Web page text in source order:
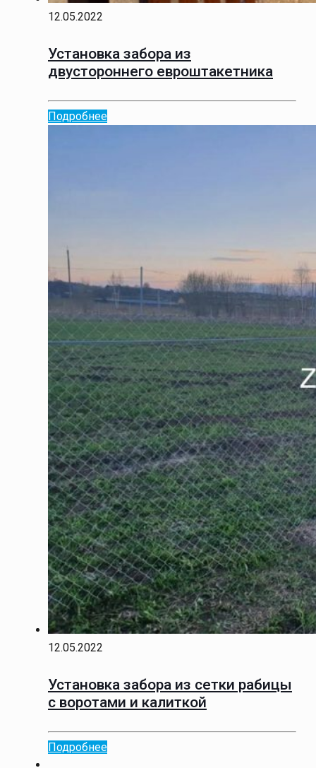
12.05.2022
Установка забора из
двустороннего евроштакетника
Подробнее
12.05.2022
Установка забора из сетки рабицы
с воротами и калиткой
Подробнее